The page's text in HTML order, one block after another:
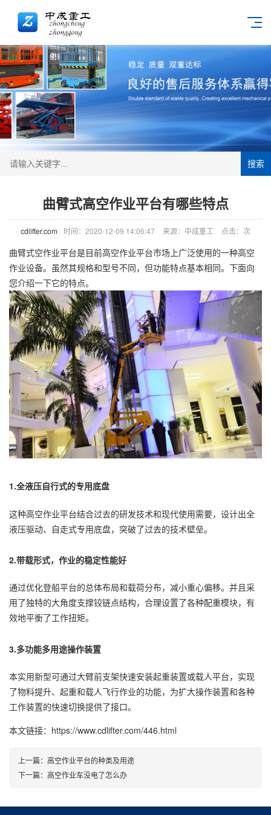
搜索
曲臂式高空作业平台有哪些特点
cdlifter.com 时间：2020-12-09 14:06:47 来源：中成重工 点击： 次
曲臂式空作业平台是目前高空作业平台市场上广泛使用的一种高空
作业设备。虽然其规格和型号不同，但功能特点基本相同。下面向
您介绍一下它的特点。
1.全液压自行式的专用底盘
这种高空作业平台结合过去的研发技术和现代使用需要，设计出全
液压驱动、自走式专用底盘，突破了过去的技术壁垒。
2.带载形式，作业的稳定性能好
通过优化登船平台的总体布局和载荷分布，减小重心偏移。并且采
用了独特的大角度支撑铰链点结构，合理设置了各种配重模块，有
效地平衡了工作扭矩。
3.多功能多用途操作装置
本实用新型可通过大臂前支架快速安装起重装置或载人平台，实现
了物料提升、起重和载人飞行作业的功能，为扩大操作装置和各种
工作装置的快速切换提供了接口。
本文链接：https://www.cdlifter.com/446.html
上一篇： 高空作业平台的种类及用途
下一篇： 高空作业车没电了怎么办